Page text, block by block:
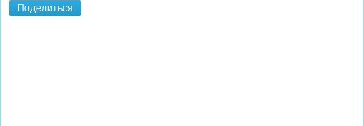
Поделиться